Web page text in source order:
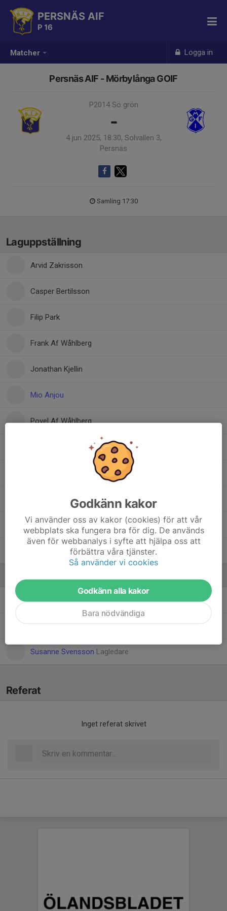
Matcher Logga in
PERSNÄS AIF
P 16
Persnäs AIF - Mörbylånga GOIF
P2014 Sö grön
-
4 jun 2025, 18:30, Solvallen 3,
Persnäs
Samling 17:30
Laguppställning
Arvid Zakrisson
Casper Bertilsson
Filip Park
Frank Af Wåhlberg
Jonathan Kjellin
Mio Anjou
Povel Af Wåhlberg
Sami Darwish
Sixten Larsson
Vincent Lunt
Ledare
Gustaf Larsson
Susanne Svensson Lagledare
Referat
Inget referat skrivet
Godkänn kakor
Vi använder oss av kakor (cookies) för att vår
webbplats ska fungera bra för dig. De används
även för webbanalys i syfte att hjälpa oss att
förbättra våra tjänster.
Så använder vi cookies
Godkänn alla kakor
Bara nödvändiga